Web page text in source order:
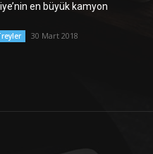
en büyük kamyon
30 Mart 2018